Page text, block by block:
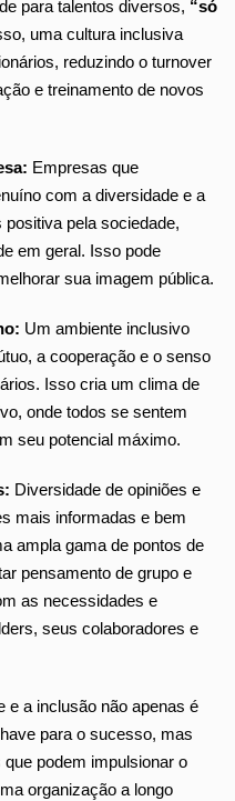
para talentos diversos, “só
uma cultura inclusiva
reduzindo o turnover
e treinamento de novos
Empresas que
com a diversidade e a
pela sociedade,
em geral. Isso pode
sua imagem pública.
Um ambiente inclusivo
a cooperação e o senso
Isso cria um clima de
onde todos se sentem
seu potencial máximo.
Diversidade de opiniões e
mais informadas e bem
ampla gama de pontos de
pensamento de grupo e
as necessidades e
seus colaboradores e
e a inclusão não apenas é
para o sucesso, mas
podem impulsionar o
organização a longo